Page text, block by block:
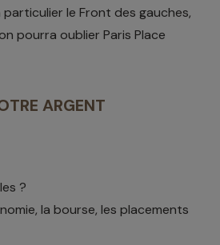
particulier le Front des gauches,
pourra oublier Paris Place
ARGENT
?
la bourse, les placements